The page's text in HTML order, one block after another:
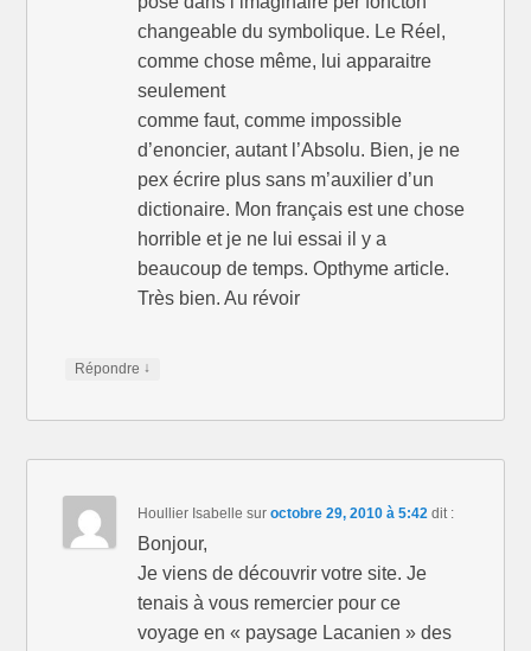
changeable du symbolique. Le Réel,
comme chose même, lui apparaitre
seulement
comme faut, comme impossible
d’enoncier, autant l’Absolu. Bien, je ne
pex écrire plus sans m’auxilier d’un
dictionaire. Mon français est une chose
horrible et je ne lui essai il y a
beaucoup de temps. Opthyme article.
Très bien. Au révoir
Répondre ↓
Houllier Isabelle suroctobre 29, 2010 à 5:42dit :
Bonjour,
Je viens de découvrir votre site. Je
tenais à vous remercier pour ce
voyage en « paysage Lacanien » des